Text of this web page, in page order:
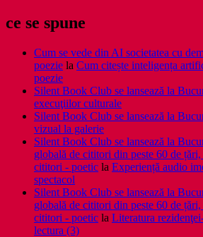
ce se spune
Cum se vede din AI societatea cu
poezie la Cum citește inteligența
poezie
Silent Book Club se lansează la
execuţiilor culturale
Silent Book Club se lansează la
vizual la galerie
Silent Book Club se lansează la
globală de cititori din peste 60 de
cititori - poetic la Experiență audio
spectacol
Silent Book Club se lansează la
globală de cititori din peste 60 de
cititori - poetic la Literatura
lectura (3)